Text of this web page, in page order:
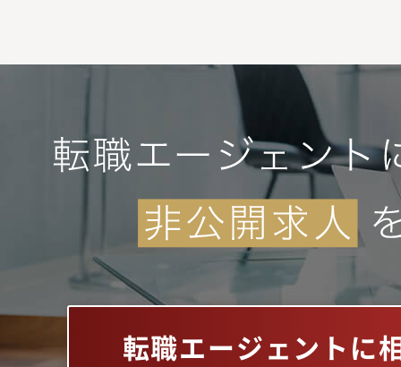
転職エージェントに